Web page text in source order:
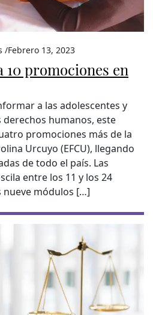
/Febrero 13, 2023
10 promociones en
a las adolescentes y
derechos humanos, este
promociones más de la
Urcuyo (EFCU), llegando
de todo el país. Las
entre los 11 y los 24
nueve módulos […]